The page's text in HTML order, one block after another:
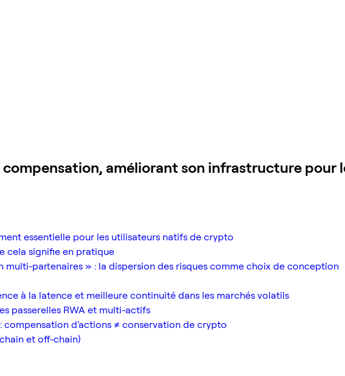
améliorant son infrastructure pour
essentielle pour les utilisateurs natifs de crypto
cela signifie en pratique
partenaires » : la dispersion des risques comme choix de conception
à la latence et meilleure continuité dans les marchés volatils
passerelles RWA et multi-actifs
d'actions ≠ conservation de crypto
et off-chain)